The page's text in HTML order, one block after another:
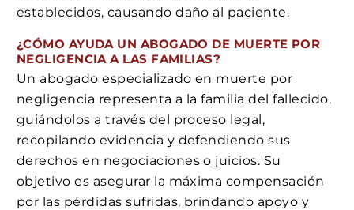
establecidos, causando daño al paciente.
¿CÓMO AYUDA UN ABOGADO DE MUERTE POR
NEGLIGENCIA A LAS FAMILIAS?
Un abogado especializado en muerte por
negligencia representa a la familia del fallecido,
guiándolos a través del proceso legal,
recopilando evidencia y defendiendo sus
derechos en negociaciones o juicios. Su
objetivo es asegurar la máxima compensación
por las pérdidas sufridas, brindando apoyo y